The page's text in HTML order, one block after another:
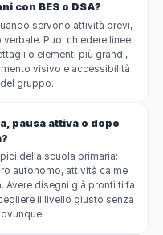
con BES o DSA?
servono attività brevi,
Puoi chiedere linee
o elementi più grandi,
visivo e accessibilità
gruppo.
pausa attiva o dopo
della scuola primaria:
autonomo, attività calme
Avere disegni già pronti ti fa
il livello giusto senza